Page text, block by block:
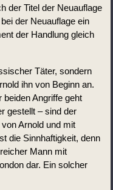
der Titel der Neuauflage
der Neuauflage ein
der Handlung gleich
Täter, sondern
ihn von Beginn an.
beiden Angriffe geht
gestellt – sind der
Arnold und mit
die Sinnhaftigkeit, denn
Mann mit
dar. Ein solcher